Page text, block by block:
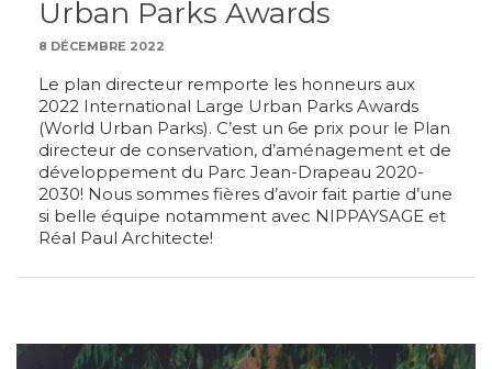
Urban Parks Awards
8 DÉCEMBRE 2022
Le plan directeur remporte les honneurs aux
2022 International Large Urban Parks Awards
(World Urban Parks). C’est un 6e prix pour le Plan
directeur de conservation, d’aménagement et de
développement du Parc Jean-Drapeau 2020-
2030! Nous sommes fières d’avoir fait partie d’une
si belle équipe notamment avec NIPPAYSAGE et
Réal Paul Architecte!